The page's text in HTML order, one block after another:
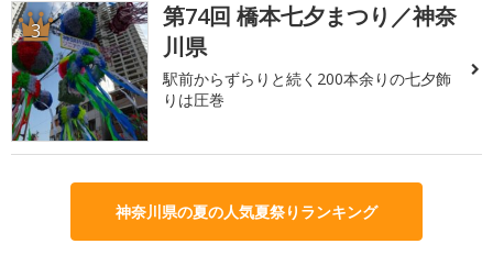
3
第74回 橋本七夕まつり／神奈
川県
駅前からずらりと続く200本余りの七夕飾
りは圧巻
神奈川県の夏の人気夏祭りランキング